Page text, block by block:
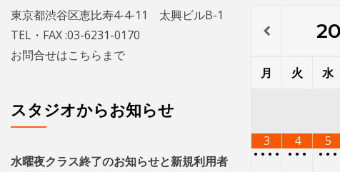
東京都渋谷区恵比寿4-4-11 太興ビルB-1
TEL・FAX :03-6231-0170
お問合せはこちら まで
スタジオからお知らせ
水曜夜クラス終了のお知らせと新規利用者
月 火 水
3
• • • •
4
• • •
5
• • •